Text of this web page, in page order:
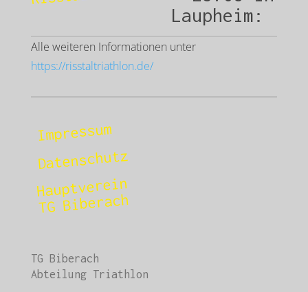
Laupheim:
Alle weiteren Informationen unter
https://risstaltriathlon.de/
Impressum
Datenschutz
Hauptverein
TG Biberach
TG Biberach
Abteilung Triathlon